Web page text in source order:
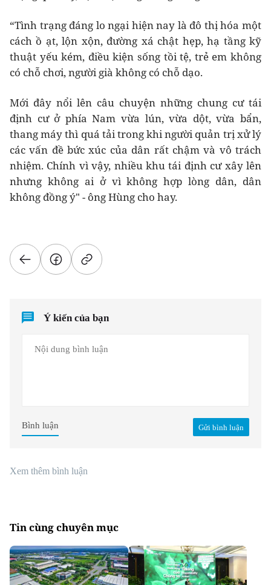
“Tình trạng đáng lo ngại hiện nay là đô thị hóa một
cách ồ ạt, lộn xộn, đường xá chật hẹp, hạ tầng kỹ
thuật yếu kém, điều kiện sống tồi tệ, trẻ em không
có chỗ chơi, người già không có chỗ dạo.
Mới đây nổi lên câu chuyện những chung cư tái
định cư ở phía Nam vừa lún, vừa dột, vừa bẩn,
thang máy thì quá tải trong khi người quản trị xử lý
các vấn đề bức xúc của dân rất chậm và vô trách
nhiệm. Chính vì vậy, nhiều khu tái định cư xây lên
nhưng không ai ở vì không hợp lòng dân, dân
không đồng ý" - ông Hùng cho hay.
Ý kiến của bạn
Gửi bình luận
Bình luận
Xem thêm bình luận
Tin cùng chuyên mục